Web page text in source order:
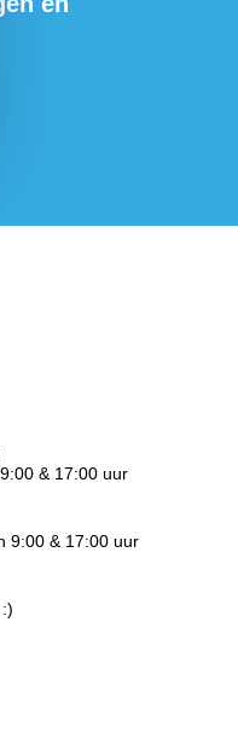
& 17:00 uur
9:00 & 17:00 uur